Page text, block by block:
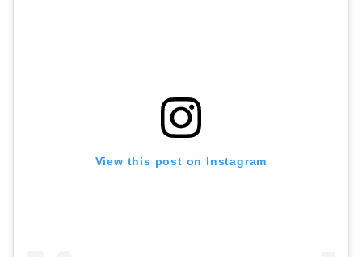
View this post on Instagram